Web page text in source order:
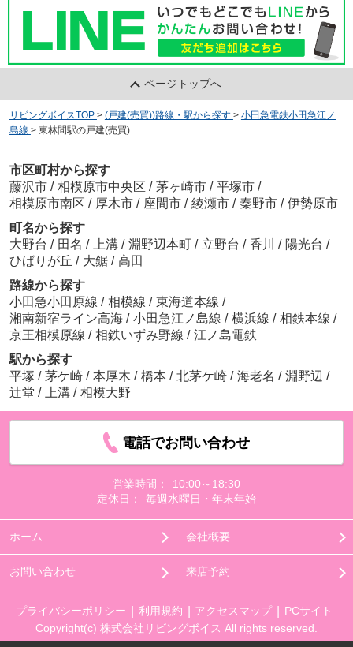
ページトップへ
リビングボイスTOP > (戸建(売買))路線・駅から探す > 小田急電鉄小田急江ノ
島線 > 東林間駅の戸建(売買)
市区町村から探す
藤沢市 / 相模原市中央区 / 茅ヶ崎市 / 平塚市 /
相模原市南区 / 厚木市 / 座間市 / 綾瀬市 / 秦野市 / 伊勢原市
町名から探す
大野台 / 田名 / 上溝 / 淵野辺本町 / 立野台 / 香川 / 陽光台 /
ひばりが丘 / 大鋸 / 高田
路線から探す
小田急小田原線 / 相模線 / 東海道本線 /
湘南新宿ライン高海 / 小田急江ノ島線 / 横浜線 / 相鉄本線 /
京王相模原線 / 相鉄いずみ野線 / 江ノ島電鉄
駅から探す
平塚 / 茅ケ崎 / 本厚木 / 橋本 / 北茅ケ崎 / 海老名 / 淵野辺 /
辻堂 / 上溝 / 相模大野
電話でお問い合わせ
営業時間：
10:00～18:30
定休日：
毎週水曜日・年末年始
ホーム 会社概要
お問い合わせ 来店予約
プライバシーポリシー 利用規約 アクセスマップ
PCサイト
Copyright(c) 株式会社リビングボイス All rights reserved.